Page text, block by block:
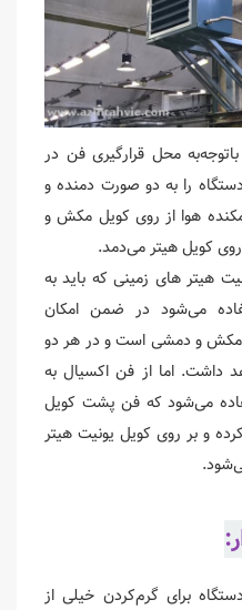
محل قرارگیری فن در
را به دو صورت دمنده و
هوا از روی کویل مکش و
کویل هیتر می‌دمد.
هیتر های زمینی که باید به
می‌شود در ضمن امکان
مکش و دمشی است و در هر دو
داشت. اما از فن اکسیال به
می‌شود که فن پشت کویل
و بر روی کویل یونیت هیتر
برای گرم‌کردن خیلی از